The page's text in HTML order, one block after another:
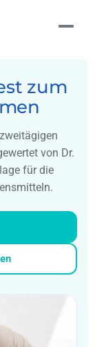
zum
von Dr.
für die